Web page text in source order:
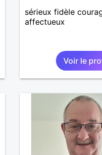
sérieux fidèle
affectueux
Voir le